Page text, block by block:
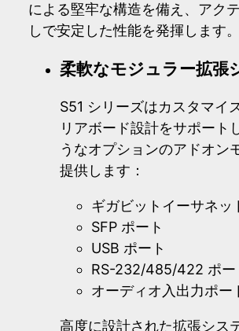
による堅牢な構造を備え、アク
しで安定した性能を発揮します。
柔軟なモジュラー拡張
S51 シリーズはカスタマイ
リアボード設計をサポート
うなオプションのアドオン
提供します：
ギガビットイーサネッ
SFP ポート
USB ポート
RS-232/485/422 ポー
オーディオ入出力ポー
高度に設計された拡張シス